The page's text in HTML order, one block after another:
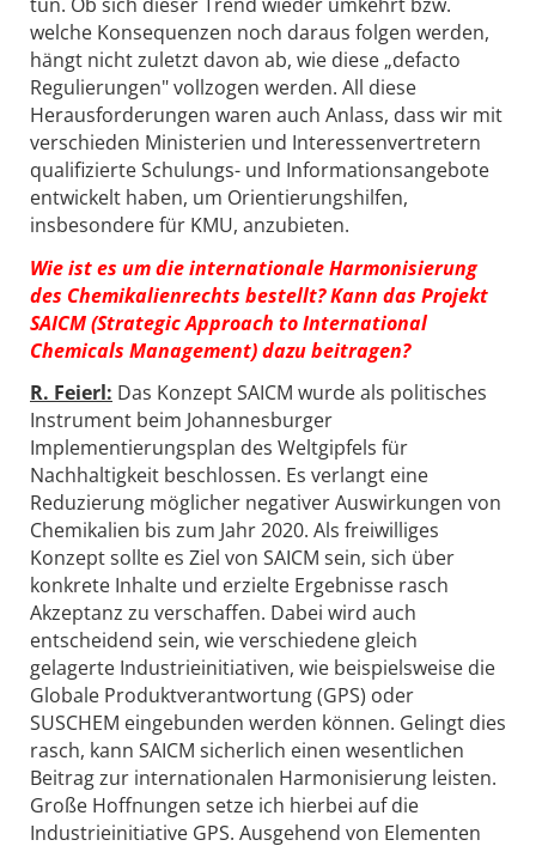
welche Konsequenzen noch daraus folgen werden,
hängt nicht zuletzt davon ab, wie diese „defacto
Regulierungen" vollzogen werden. All diese
Herausforderungen waren auch Anlass, dass wir mit
verschieden Ministerien und Interessenvertretern
qualifizierte Schulungs- und Informationsangebote
entwickelt haben, um Orientierungshilfen,
insbesondere für KMU, anzubieten.
Wie ist es um die internationale Harmonisierung
des Chemikalienrechts bestellt? Kann das Projekt
SAICM (Strategic Approach to International
Chemicals Management) dazu beitragen?
R. Feierl: Das Konzept SAICM wurde als politisches
Instrument beim Johannesburger
Implementierungsplan des Weltgipfels für
Nachhaltigkeit beschlossen. Es verlangt eine
Reduzierung möglicher negativer Auswirkungen von
Chemikalien bis zum Jahr 2020. Als freiwilliges
Konzept sollte es Ziel von SAICM sein, sich über
konkrete Inhalte und erzielte Ergebnisse rasch
Akzeptanz zu verschaffen. Dabei wird auch
entscheidend sein, wie verschiedene gleich
gelagerte Industrieinitiativen, wie beispielsweise die
Globale Produktverantwortung (GPS) oder
SUSCHEM eingebunden werden können. Gelingt dies
rasch, kann SAICM sicherlich einen wesentlichen
Beitrag zur internationalen Harmonisierung leisten.
Große Hoffnungen setze ich hierbei auf die
Industrieinitiative GPS. Ausgehend von Elementen